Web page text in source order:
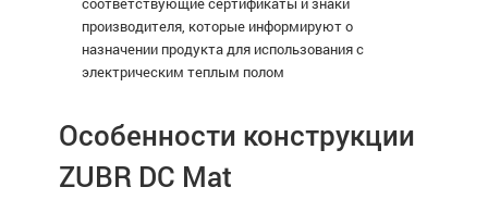
производителя, которые информируют о
назначении продукта для использования с
электрическим теплым полом
Особенности конструкции
ZUBR DC Mat